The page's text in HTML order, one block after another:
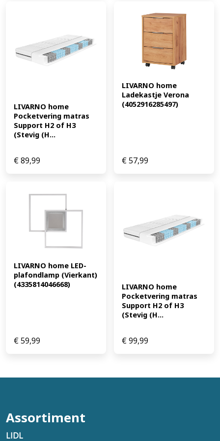
LIVARNO home
Pocketvering matras
Support H2 of H3
(Stevig (H...
€89,99
LIVARNO home
Ladekastje Verona
(4052916285497)
€57,99
LIVARNO home LED-
plafondlamp (Vierkant)
(4335814046668)
€59,99
LIVARNO home
Pocketvering matras
Support H2 of H3
(Stevig (H...
€99,99
Assortiment
LIDL